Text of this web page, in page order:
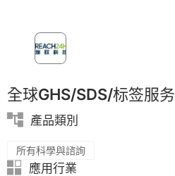
全球GHS/SDS/标签服务
產品類別
所有科學與諮詢
應用行業